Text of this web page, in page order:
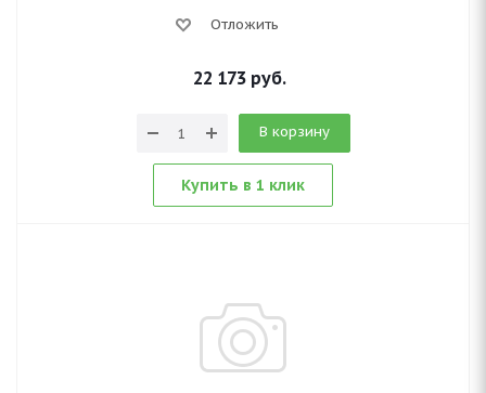
Отложить
22 173руб.
В корзину
Купить в 1 клик